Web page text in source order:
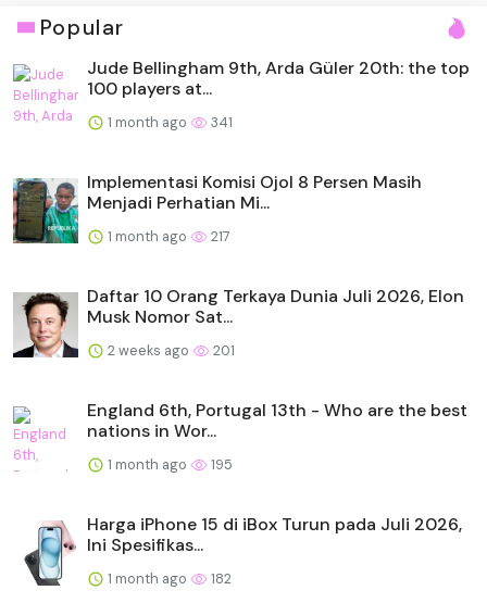
Popular
Jude Bellingham 9th, Arda Güler 20th: the top
100 players at...
1 month ago 341
Implementasi Komisi Ojol 8 Persen Masih
Menjadi Perhatian Mi...
1 month ago 217
Daftar 10 Orang Terkaya Dunia Juli 2026, Elon
Musk Nomor Sat...
2 weeks ago 201
England 6th, Portugal 13th - Who are the best
nations in Wor...
1 month ago 195
Harga iPhone 15 di iBox Turun pada Juli 2026,
Ini Spesifikas...
1 month ago 182